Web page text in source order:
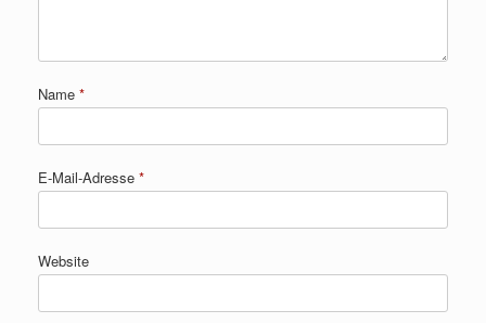
Name *
E-Mail-Adresse *
Website